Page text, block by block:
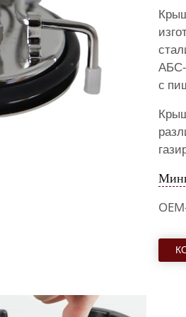
АБС-
с